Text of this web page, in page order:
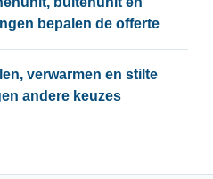
bepalen de offerte
verwarmen en stilte
andere keuzes